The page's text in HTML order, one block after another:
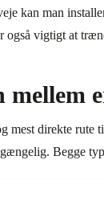
kan man
også vigtigt at
mellem
mest direkte rute
Begge